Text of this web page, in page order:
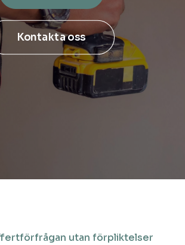
Kontakta oss
utan förpliktelser